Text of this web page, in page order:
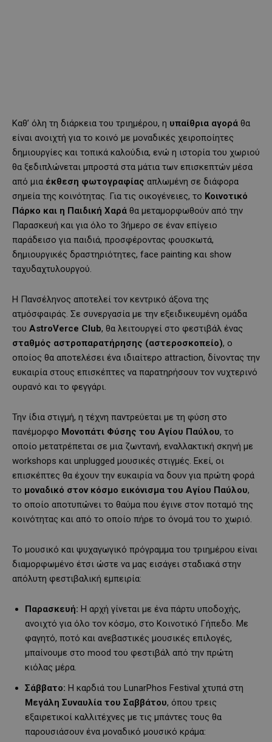
Καθ’ όλη τη διάρκεια του τριημέρου, η υπαίθρια αγορά θα
είναι ανοιχτή για το κοινό με μοναδικές χειροποίητες
δημιουργίες και τοπικά καλούδια, ενώ η ιστορία του χωριού
θα ξεδιπλώνεται μπροστά στα μάτια των επισκεπτών μέσα
από μια έκθεση φωτογραφίας απλωμένη σε διάφορα
σημεία της κοινότητας. Για τις οικογένειες, το Κοινοτικό
Πάρκο και η Παιδική Χαρά θα μεταμορφωθούν από την
Παρασκευή και για όλο το 3ήμερο σε έναν επίγειο
παράδεισο για παιδιά, προσφέροντας φουσκωτά,
δημιουργικές δραστηριότητες, face painting και show
ταχυδαχτυλουργού.
Η Πανσέληνος αποτελεί τον κεντρικό άξονα της
ατμόσφαιράς. Σε συνεργασία με την εξειδικευμένη ομάδα
του AstroVerce Club, θα λειτουργεί στο φεστιβάλ ένας
σταθμός αστροπαρατήρησης (αστεροσκοπείο), ο
οποίος θα αποτελέσει ένα ιδιαίτερο attraction, δίνοντας την
ευκαιρία στους επισκέπτες να παρατηρήσουν τον νυχτερινό
ουρανό και το φεγγάρι.
Την ίδια στιγμή, η τέχνη παντρεύεται με τη φύση στο
πανέμορφο Μονοπάτι Φύσης του Αγίου Παύλου, το
οποίο μετατρέπεται σε μια ζωντανή, εναλλακτική σκηνή με
workshops και unplugged μουσικές στιγμές. Εκεί, οι
επισκέπτες θα έχουν την ευκαιρία να δουν για πρώτη φορά
το μοναδικό στον κόσμο εικόνισμα του Αγίου Παύλου,
το οποίο αποτυπώνει το θαύμα που έγινε στον ποταμό της
κοινότητας και από το οποίο πήρε το όνομά του το χωριό.
Το μουσικό και ψυχαγωγικό πρόγραμμα του τριημέρου είναι
διαμορφωμένο έτσι ώστε να μας εισάγει σταδιακά στην
απόλυτη φεστιβαλική εμπειρία:
Παρασκευή: Η αρχή γίνεται με ένα πάρτυ υποδοχής,
ανοιχτό για όλο τον κόσμο, στο Κοινοτικό Γήπεδο. Με
φαγητό, ποτό και ανεβαστικές μουσικές επιλογές,
μπαίνουμε στο mood του φεστιβάλ από την πρώτη
κιόλας μέρα.
Σάββατο: Η καρδιά του LunarPhos Festival χτυπά στη
Μεγάλη Συναυλία του Σαββάτου, όπου τρεις
εξαιρετικοί καλλιτέχνες με τις μπάντες τους θα
παρουσιάσουν ένα μοναδικό μουσικό κράμα: